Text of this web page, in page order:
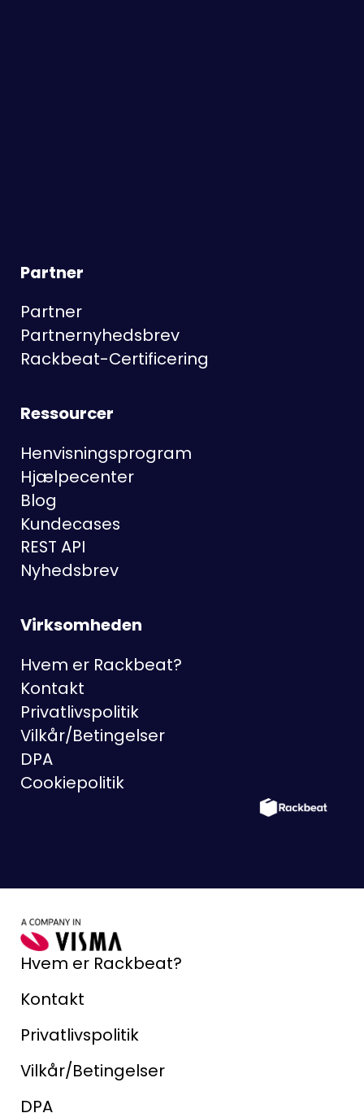
Partner
Partner
Partnernyhedsbrev
Rackbeat-Certificering
Ressourcer
Henvisningsprogram
Hjælpecenter
Blog
Kundecases
REST API
Nyhedsbrev
Virksomheden
Hvem er Rackbeat?
Kontakt
Privatlivspolitik
Vilkår/Betingelser
DPA
Cookiepolitik
Hvem er Rackbeat?
Kontakt
Privatlivspolitik
Vilkår/Betingelser
DPA